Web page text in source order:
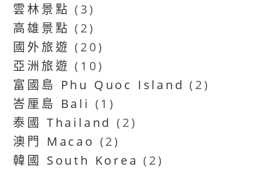
雲林景點 (3)
高雄景點 (2)
國外旅遊 (20)
亞洲旅遊 (10)
富國島 Phu Quoc Island (2)
峇厘島 Bali (1)
泰國 Thailand (2)
澳門 Macao (2)
韓國 South Korea (2)